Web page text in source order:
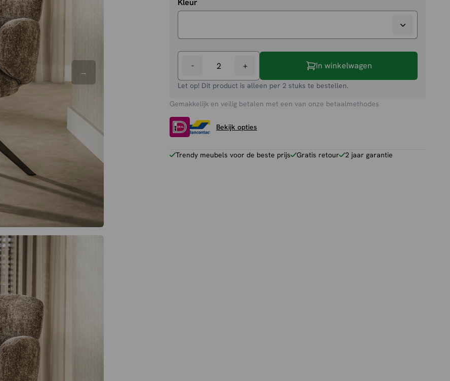
Kleur
-
Eetkamerstoel
Hanna
+ In winkelwagen
Let op! Dit product is alleen per 2 stuks te bestellen.
Gemakkelijk en veilig betalen met een van onze betaalmethodes
Bekijk opties
Trendy meubels voor de beste prijs Gratis retour 2 jaar garantie